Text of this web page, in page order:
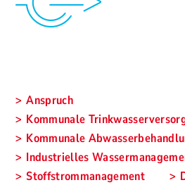
Anspruch
Kommunale
Kommunale
Industrielles
Stoffstrommanagement